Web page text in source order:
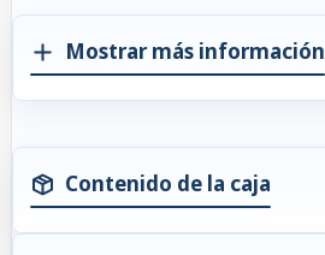
Mostrar más información
Contenido de la caja